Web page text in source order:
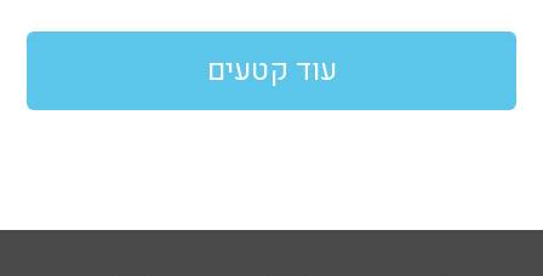
עוד קטעים